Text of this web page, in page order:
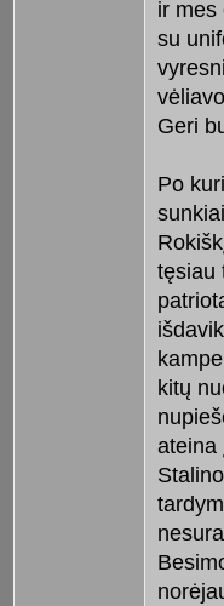
ir mes
su
Geri
Po
tęsiau
kitų
ateina